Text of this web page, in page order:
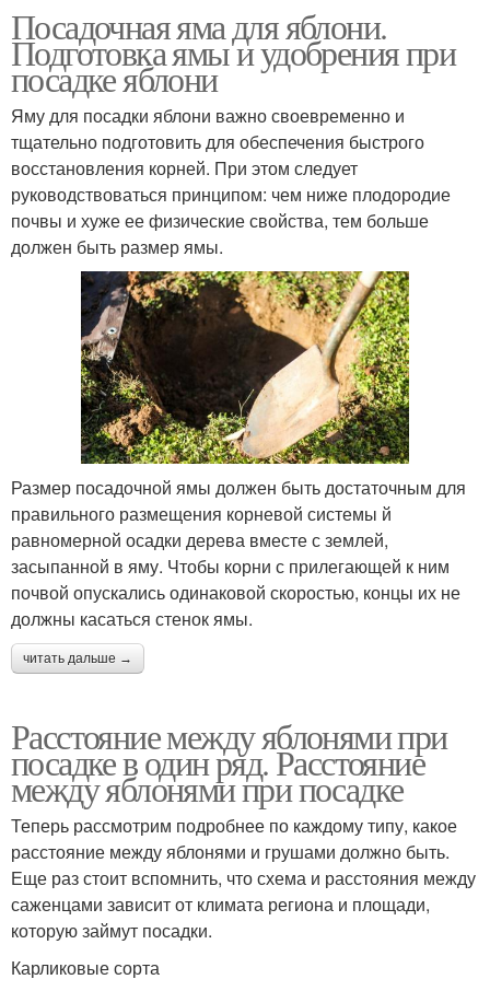
Посадочная яма для яблони.
Подготовка ямы и удобрения при
посадке яблони
Яму для посадки яблони важно своевременно и
тщательно подготовить для обеспечения быстрого
восстановления корней. При этом следует
руководствоваться принципом: чем ниже плодородие
почвы и хуже ее физические свойства, тем больше
должен быть размер ямы.
Размер посадочной ямы должен быть достаточным для
правильного размещения корневой системы й
равномерной осадки дерева вместе с землей,
засыпанной в яму. Чтобы корни с прилегающей к ним
почвой опускались одинаковой скоростью, концы их не
должны касаться стенок ямы.
читать дальше →
Расстояние между яблонями при
посадке в один ряд. Расстояние
между яблонями при посадке
Теперь рассмотрим подробнее по каждому типу, какое
расстояние между яблонями и грушами должно быть.
Еще раз стоит вспомнить, что схема и расстояния между
саженцами зависит от климата региона и площади,
которую займут посадки.
Карликовые сорта